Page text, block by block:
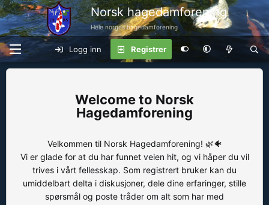
Norsk hagedamforening
Hele norges hagedamforening
Logg inn Registrer
Norsk
Hagedamforening
Velkommen til Norsk Hagedamforening! 🌿🐠
Vi er glade for at du har funnet veien hit, og vi håper du vil
trives i vårt fellesskap. Som registrert bruker kan du
umiddelbart delta i diskusjoner, dele dine erfaringer, stille
spørsmål og poste tråder om alt som har med